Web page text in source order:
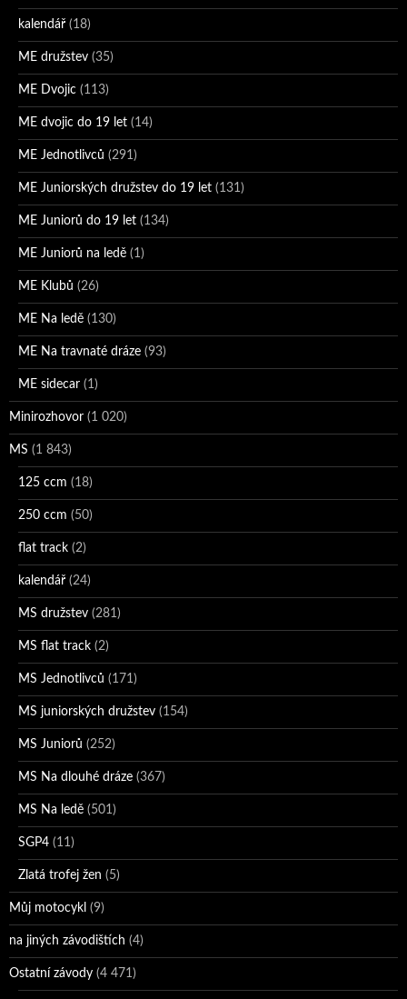
kalendář (18)
ME družstev (35)
ME Dvojic (113)
ME dvojic do 19 let (14)
ME Jednotlivců (291)
ME Juniorských družstev do 19 let (131)
ME Juniorů do 19 let (134)
ME Juniorů na ledě (1)
ME Klubů (26)
ME Na ledě (130)
ME Na travnaté dráze (93)
ME sidecar (1)
Minirozhovor (1 020)
MS (1 843)
125 ccm (18)
250 ccm (50)
flat track (2)
kalendář (24)
MS družstev (281)
MS flat track (2)
MS Jednotlivců (171)
MS juniorských družstev (154)
MS Juniorů (252)
MS Na dlouhé dráze (367)
MS Na ledě (501)
SGP4 (11)
Zlatá trofej žen (5)
Můj motocykl (9)
na jiných závodištích (4)
Ostatní závody (4 471)